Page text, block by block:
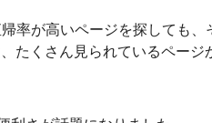
率が高いページを探しても
たくさん見られているペー